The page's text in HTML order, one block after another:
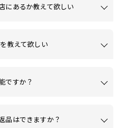
にあるか教えて欲しい
教えて欲しい
ですか？
品はできますか？